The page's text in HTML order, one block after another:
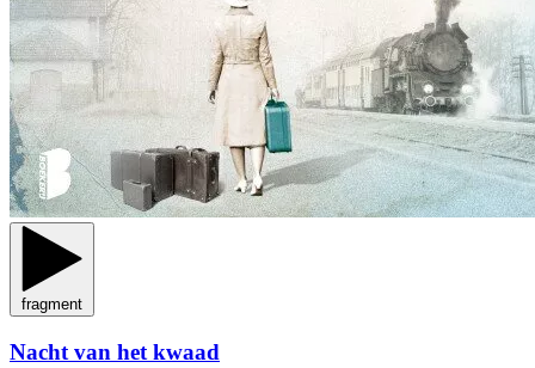
fragment
Nacht van het kwaad